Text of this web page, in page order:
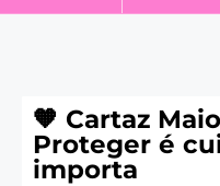
🧡 Cartaz
Proteger é
importa